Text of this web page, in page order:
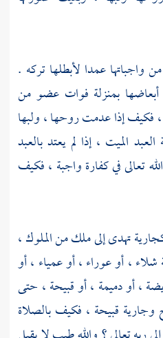
واجباتها عمدا لأبطلها تركه .
بمنزلة فوات عضو من
، فكيف إذا عدمت روحها ، ولبها
الميت ، إذا لم يعتد بالعبد
تعالى في كفارة واجبة ، فكيف
تهدى إلى ملك من الملوك ،
، أو عوراء ، أو عمياء ، أو
، أو دميمة ، أو قبيحة ، حتى
وجارية قبيحة ، فكيف بالصلاة